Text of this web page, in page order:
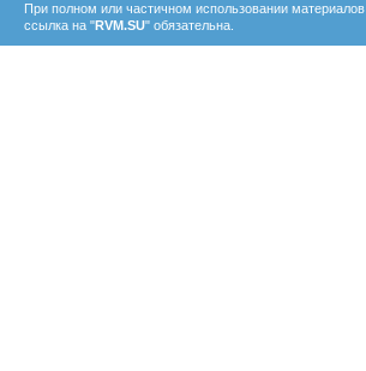
При полном или частичном использовании материалов
ссылка на "RVM.SU" обязательна.